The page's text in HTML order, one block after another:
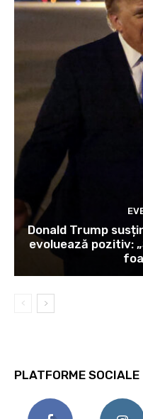
Donald Trump
evoluează pozitiv:
PLATFORME SOCIALE